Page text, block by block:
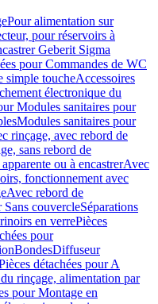
Pour alimentation sur
pour réservoirs à
Geberit Sigma
pour Commandes de WC
simple toucheAccessoires
électronique du
Modules sanitaires pour
Modules sanitaires pour
rinçage, avec rebord de
sans rebord de
ou à encastrerAvec
fonctionnement avec
Avec rebord de
Sans couvercleSéparations
en verrePièces
pour
BondesDiffuseur
détachées pour A
rinçage, alimentation par
pour Montage en